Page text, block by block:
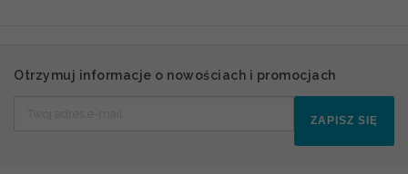
Otrzymuj informacje o nowościach i promocjach
ZAPISZ SIĘ